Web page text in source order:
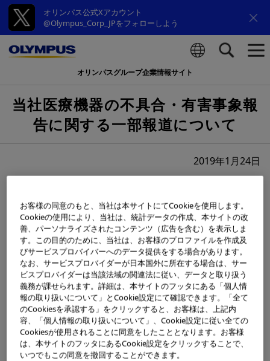
オリンパス公式Xアカウント
@Olympus_Corp_JPをフォローしよう
オリンパスグループ企業情報サイト
当社医療機器の不具合・有害事象報
告に関する一部報道について
2019年1月24日
のとおりお知らせいたします。
オリンパスメディカルシステムズ株式会社（以下OMSC）
が日本国外で販売している製品に関し、2010年7月～
2017年6月までの間に日本国外で発生した不具合・有害事
象について、日本の独立行政法人医薬品医療機器総合機構
（PMDA）に未報告のものがありました。OMSCが本件を
認識し事実関係の確認を進める中、厚生労働省よりご指摘
をいただき明らかになったものです。未報告案件の詳細は
以下のとおりです。
お客様の同意のもと、当社は本サイトにてCookieを使用します。
Cookieの使用により、当社は、統計データの作成、本サイトの改
善、パーソナライズされたコンテンツ（広告を含む）を表示しま
す。この目的のために、当社は、お客様のプロファイルを作成及
びサービスプロバイバーへのデータ提供をする場合があります。
なお、サービスプロバイダーが日本国外に所在する場合は、サー
ビスプロバイダーは当該法域の関連法に従い、データと取り扱う
義務が課せられます。詳細は、本サイトのフッタにある「個人情
報の取り扱いについて」とCookie設定にて確認できます。「全て
のCookiesを承認する」をクリックすると、お客様は、上記内
容、「個人情報の取り扱いについて」、Cookie設定に従い全ての
Cookiesが使用されることに同意をしたこととなります。お客様
は、本サイトのフッタにあるCookie設定をクリックすることで、
いつでもこの同意を撤回することができます。